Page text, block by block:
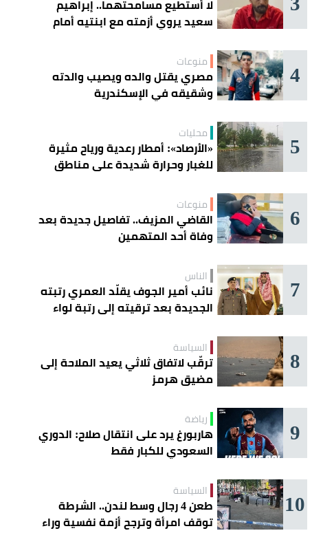
لا أستطيع مسامحتهما.. إبراهيم
سعيد يروي أزمته مع ابنتيه أمام
4 منوعات
مصري يقتل والده ويصيب والدته
وشقيقه في الإسكندرية
5 محليات
«الأرصاد»: أمطار رعدية ورياح مثيرة
للغبار وحرارة شديدة على مناطق
6 منوعات
القاضي المزيف.. تفاصيل جديدة بعد
وفاة أحد المتهمين
7 الناس
نائب أمير الجوف يقلّد العمري رتبته
الجديدة بعد ترقيته إلى رتبة لواء
8 السياسة
ترقّب لاتفاق ثلاثي يعيد الملاحة إلى
مضيق هرمز
9 رياضة
هاربورغ يرد على انتقال صلاح: الدوري
السعودي للكبار فقط
10 السياسة
طعن 4 رجال وسط لندن.. الشرطة
توقف امرأة وترجح أزمة نفسية وراء